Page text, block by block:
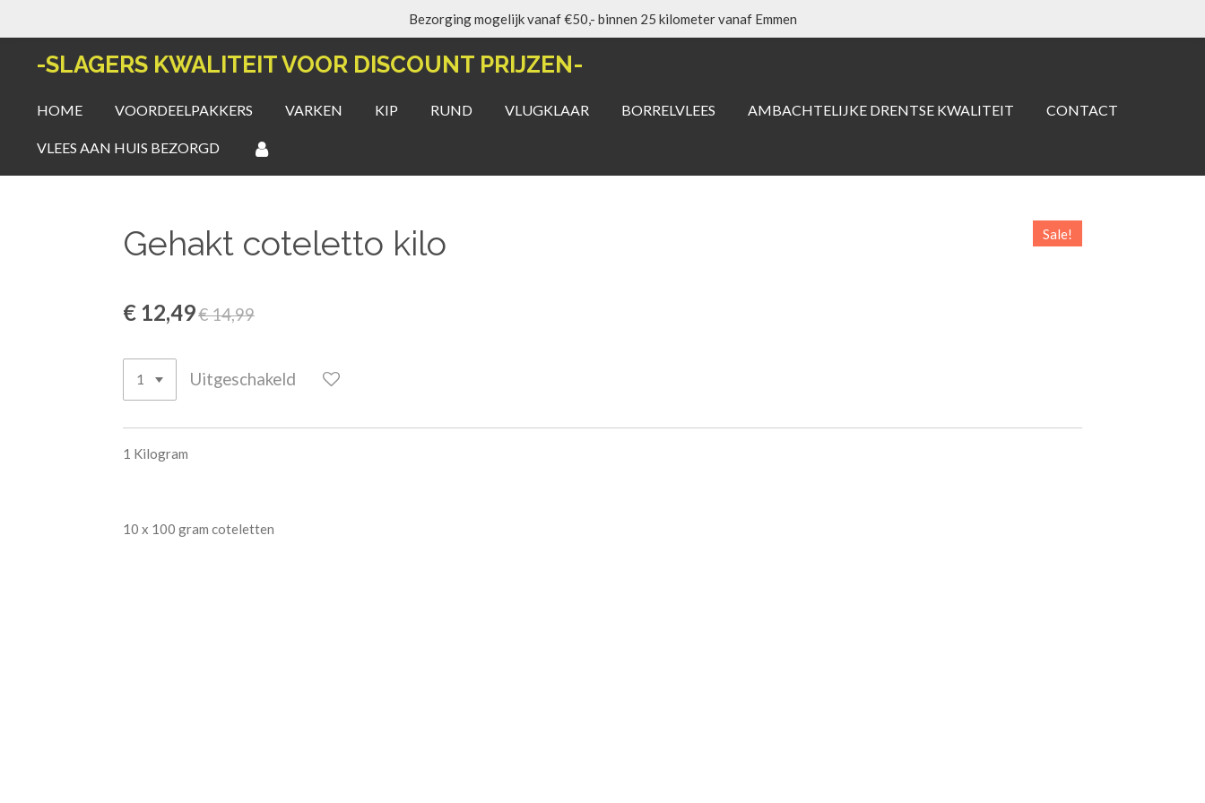
hoofdinhoud
Bezorging mogelijk vanaf €50,- binnen 25 kilometer vanaf Emmen
-SLAGERS KWALITEIT VOOR DISCOUNT PRIJZEN-
HOME VOORDEELPAKKERS VARKEN KIP RUND VLUGKLAAR BORRELVLEES AMBACHTELIJKE DRENTSE KWALITEIT CONTACT
VLEES AAN HUIS BEZORGD
Gehakt coteletto kilo Sale!
€ 12,49€ 14,99
Uitgeschakeld
1 Kilogram
10 x 100 gram coteletten